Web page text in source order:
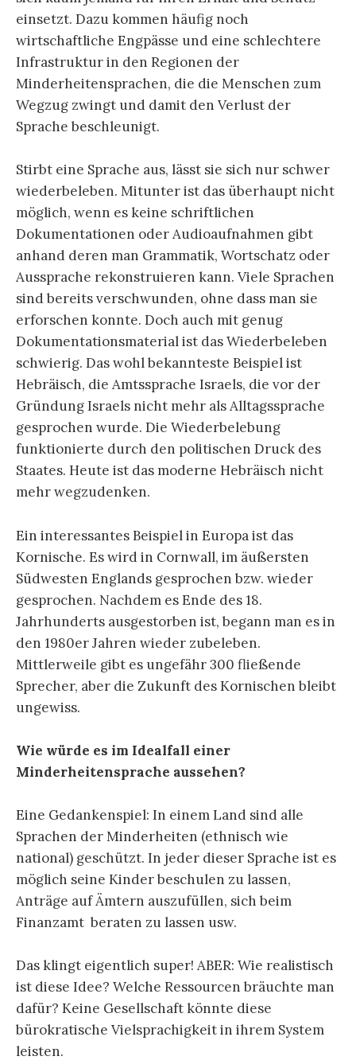
einsetzt. Dazu kommen häufig noch
wirtschaftliche Engpässe und eine schlechtere
Infrastruktur in den Regionen der
Minderheitensprachen, die die Menschen zum
Wegzug zwingt und damit den Verlust der
Sprache beschleunigt.
Stirbt eine Sprache aus, lässt sie sich nur schwer
wiederbeleben. Mitunter ist das überhaupt nicht
möglich, wenn es keine schriftlichen
Dokumentationen oder Audioaufnahmen gibt
anhand deren man Grammatik, Wortschatz oder
Aussprache rekonstruieren kann. Viele Sprachen
sind bereits verschwunden, ohne dass man sie
erforschen konnte. Doch auch mit genug
Dokumentationsmaterial ist das Wiederbeleben
schwierig. Das wohl bekannteste Beispiel ist
Hebräisch, die Amtssprache Israels, die vor der
Gründung Israels nicht mehr als Alltagssprache
gesprochen wurde. Die Wiederbelebung
funktionierte durch den politischen Druck des
Staates. Heute ist das moderne Hebräisch nicht
mehr wegzudenken.
Ein interessantes Beispiel in Europa ist das
Kornische. Es wird in Cornwall, im äußersten
Südwesten Englands gesprochen bzw. wieder
gesprochen. Nachdem es Ende des 18.
Jahrhunderts ausgestorben ist, begann man es in
den 1980er Jahren wieder zubeleben.
Mittlerweile gibt es ungefähr 300 fließende
Sprecher, aber die Zukunft des Kornischen bleibt
ungewiss.
Wie würde es im Idealfall einer
Minderheitensprache aussehen?
Eine Gedankenspiel: In einem Land sind alle
Sprachen der Minderheiten (ethnisch wie
national) geschützt. In jeder dieser Sprache ist es
möglich seine Kinder beschulen zu lassen,
Anträge auf Ämtern auszufüllen, sich beim
Finanzamt beraten zu lassen usw.
Das klingt eigentlich super! ABER: Wie realistisch
ist diese Idee? Welche Ressourcen bräuchte man
dafür? Keine Gesellschaft könnte diese
bürokratische Vielsprachigkeit in ihrem System
leisten.